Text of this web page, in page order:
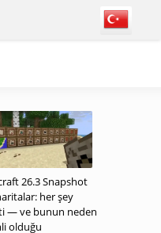
26.3 Snapshot
her şey
— ve bunun neden
olduğu